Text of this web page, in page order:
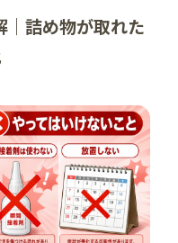
｜詰め物が取れた